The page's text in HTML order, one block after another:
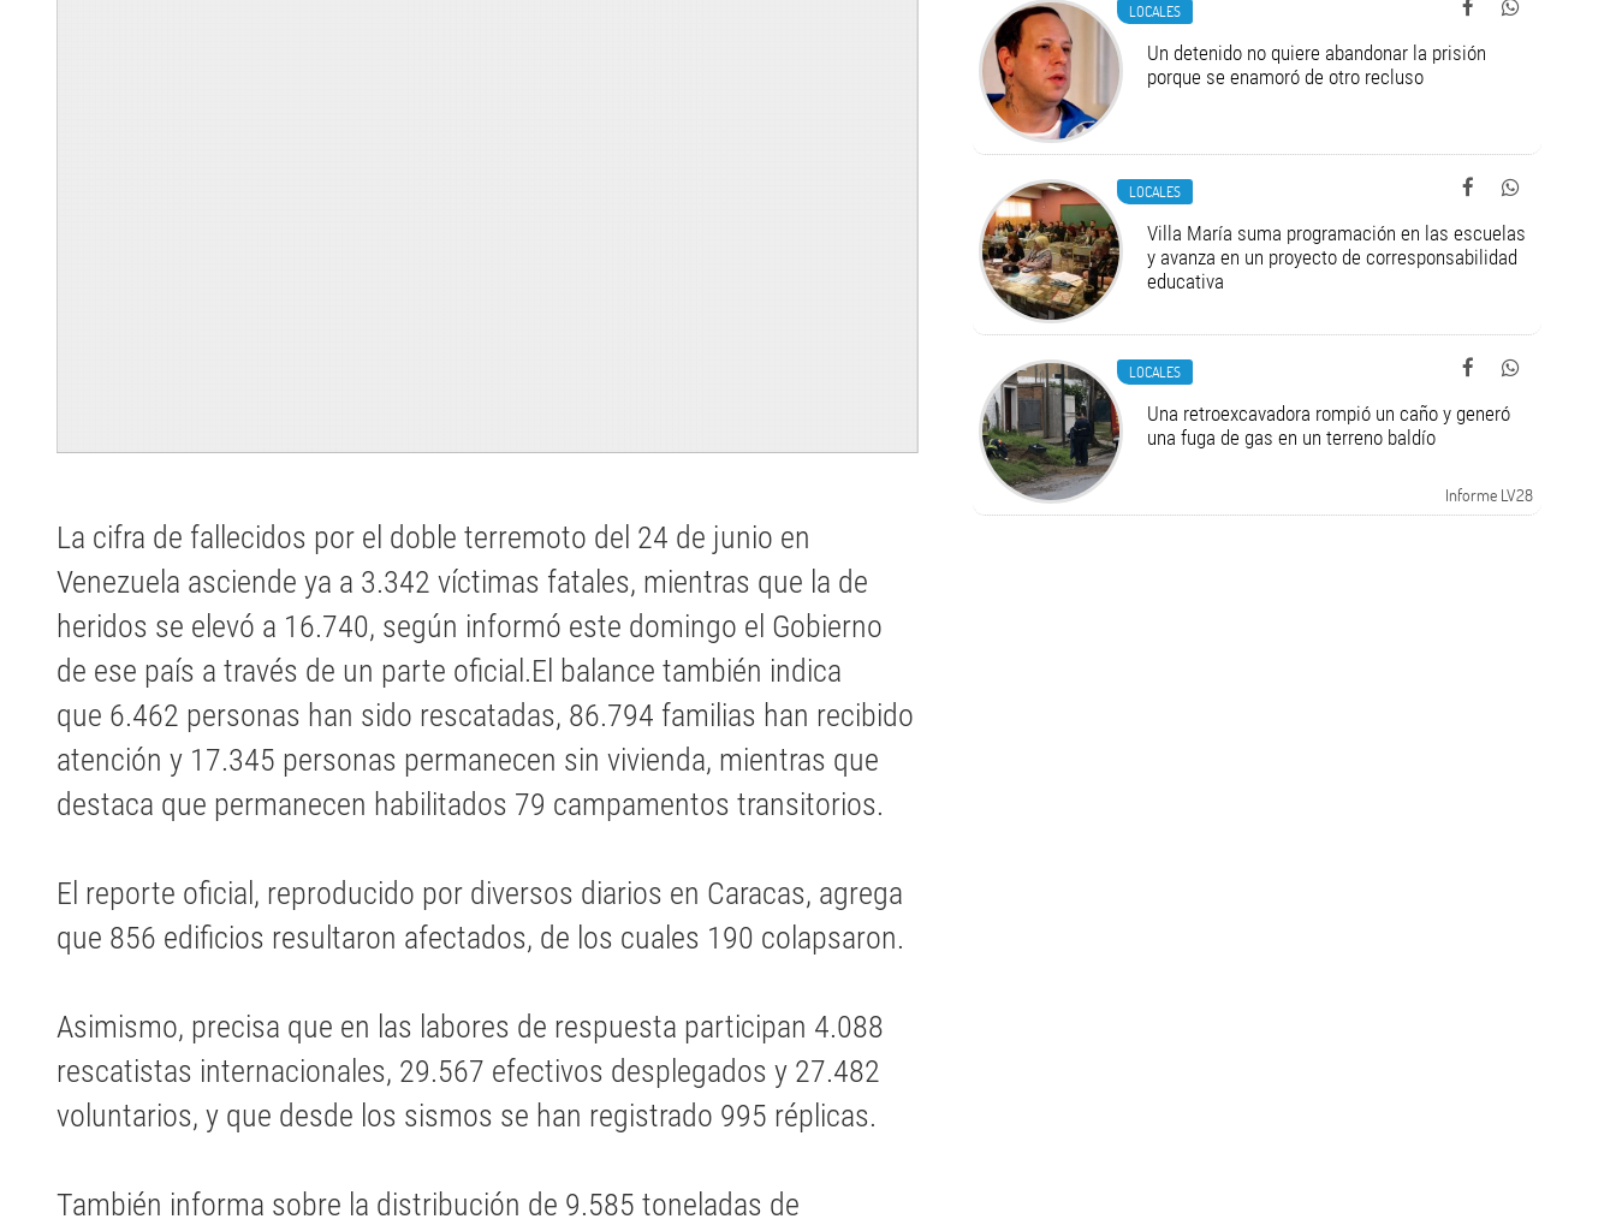
La cifra de fallecidos por el doble terremoto del 24 de junio en
Venezuela asciende ya a 3.342 víctimas fatales, mientras que la de
heridos se elevó a 16.740, según informó este domingo el Gobierno
de ese país a través de un parte oficial.El balance también indica
que 6.462 personas han sido rescatadas, 86.794 familias han recibido
atención y 17.345 personas permanecen sin vivienda, mientras que
destaca que permanecen habilitados 79 campamentos transitorios.
El reporte oficial, reproducido por diversos diarios en Caracas, agrega
que 856 edificios resultaron afectados, de los cuales 190 colapsaron.
Asimismo, precisa que en las labores de respuesta participan 4.088
rescatistas internacionales, 29.567 efectivos desplegados y 27.482
voluntarios, y que desde los sismos se han registrado 995 réplicas.
También informa sobre la distribución de 9.585 toneladas de
LOCALES
Un detenido no quiere abandonar la prisión
porque se enamoró de otro recluso
LOCALES
Villa María suma programación en las escuelas
y avanza en un proyecto de corresponsabilidad
educativa
LOCALES
Una retroexcavadora rompió un caño y generó
una fuga de gas en un terreno baldío
Informe LV28